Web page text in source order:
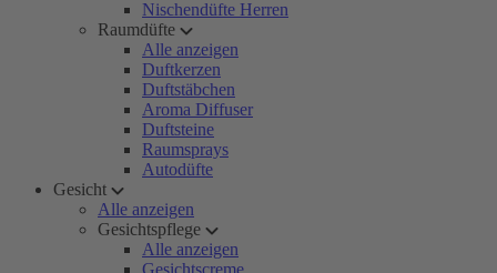
Nischendüfte Herren
Raumdüfte
Alle anzeigen
Duftkerzen
Duftstäbchen
Aroma Diffuser
Duftsteine
Raumsprays
Autodüfte
Gesicht
Alle anzeigen
Gesichtspflege
Alle anzeigen
Gesichtscreme